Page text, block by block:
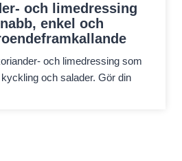
och limedressing
enkel och
och limedressing som
och salader. Gör din